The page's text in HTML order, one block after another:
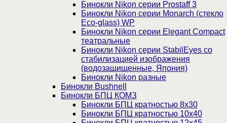
Бинокли Nikon серии Prostaff 3
Бинокли Nikon серии Monarch (стекло
Eco-glass) WP
Бинокли Nikon серии Elegant Compact
театральные
Бинокли Nikon серии StabilEyes со
стабилизацией изображения
(водозащищенные, Япония)
Бинокли Nikon разные
Бинокли Bushnell
Бинокли БПЦ КОМЗ
Бинокли БПЦ кратностью 8х30
Бинокли БПЦ кратностью 10х40